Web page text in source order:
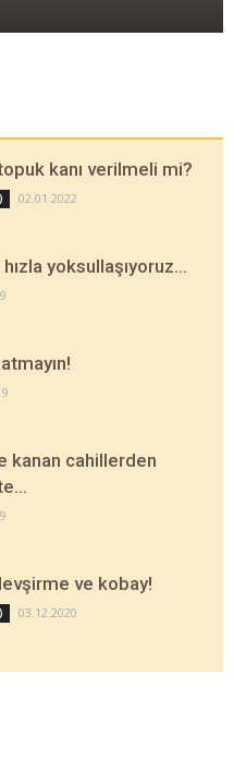
kanı verilmeli mi?
02.01.2022
hızla yoksullaşıyoruz…
kanan cahillerden
ve kobay!
03.12.2020